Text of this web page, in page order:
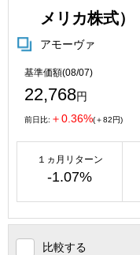
メリカ株式）
アモーヴァ
基準価額(08/07)
22,768円
前日比: ＋0.36%(＋82円)
１ヵ月リターン
-1.07%
比較する